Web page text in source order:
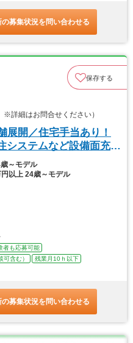
の募集状況を問い合わせる
保存する
詳細はお問合せください）
展開／住宅手当あり！
システムなど設備面充
～モデル
以上 24歳～モデル
者も応募可能
可含む）
残業月10ｈ以下
の募集状況を問い合わせる